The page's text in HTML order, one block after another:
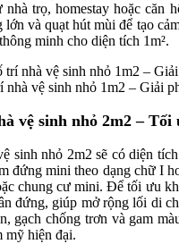
nhà trọ, homestay hoặc căn
lớn và quạt hút mùi để tạo
minh cho diện tích 1m².
nhà vệ sinh nhỏ 1m2 – Giải
vệ sinh nhỏ 2m2 – Tối
sinh nhỏ 2m2 sẽ có diện
đứng mini theo dạng chữ I
chung cư mini. Để tối ưu
đứng, giúp mở rộng lối di
gạch chống trơn và gam
mỹ hiện đại.